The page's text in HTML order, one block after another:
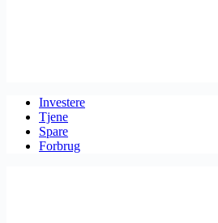
Investere
Tjene
Spare
Forbrug